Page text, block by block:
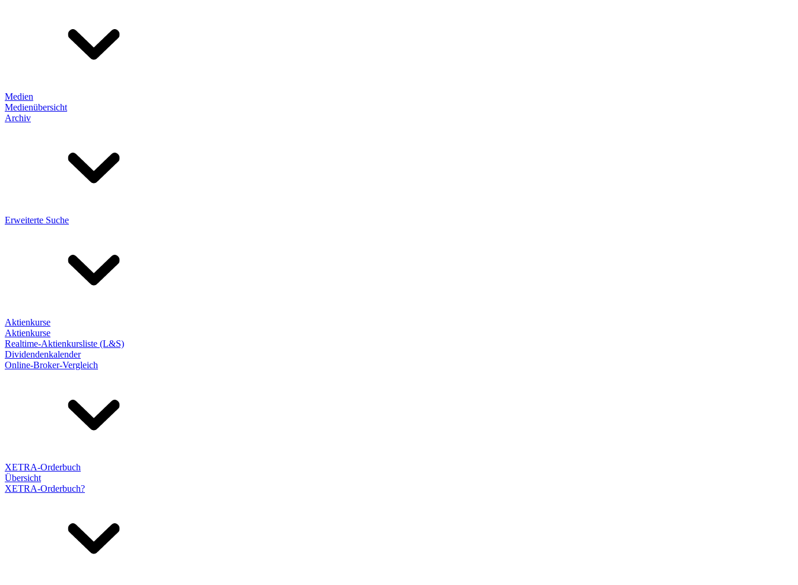
Medien
Medienübersicht
Archiv
Erweiterte Suche
Aktienkurse
Aktienkurse
Realtime-Aktienkursliste (L&S)
Dividendenkalender
Online-Broker-Vergleich
XETRA-Orderbuch
Übersicht
XETRA-Orderbuch?